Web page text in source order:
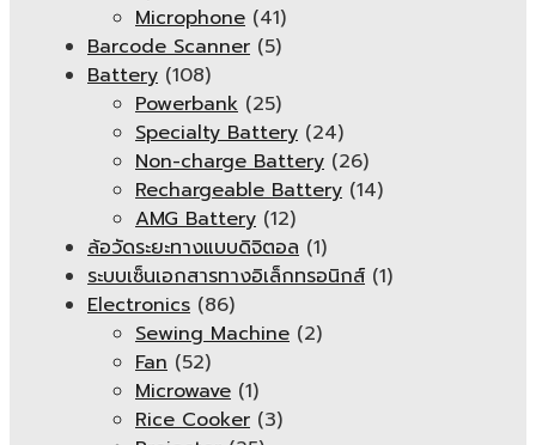
Microphone (41)
Barcode Scanner (5)
Battery (108)
Powerbank (25)
Specialty Battery (24)
Non-charge Battery (26)
Rechargeable Battery (14)
AMG Battery (12)
ล้อวัดระยะทางแบบดิจิตอล (1)
ระบบเซ็นเอกสารทางอิเล็กทรอนิกส์ (1)
Electronics (86)
Sewing Machine (2)
Fan (52)
Microwave (1)
Rice Cooker (3)